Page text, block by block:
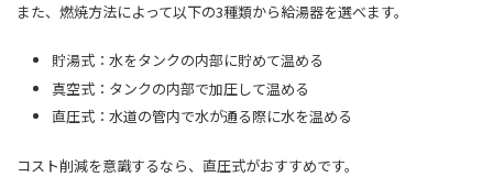
また、燃焼方法によって以下の3種類から給湯器を選べます。
貯湯式：水をタンクの内部に貯めて温める
真空式：タンクの内部で加圧して温める
直圧式：水道の管内で水が通る際に水を温める
コスト削減を意識するなら、直圧式がおすすめです。